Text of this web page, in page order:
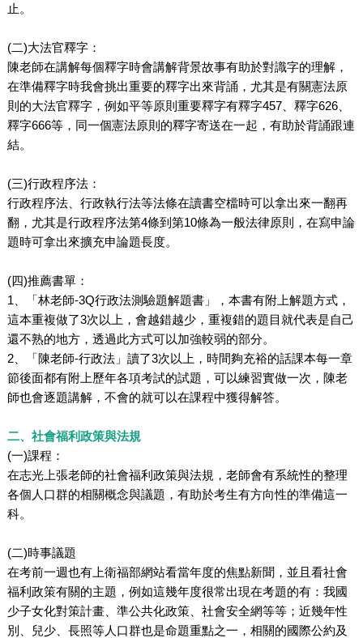
止。
(二)大法官釋字：
陳老師在講解每個釋字時會講解背景故事有助於對識字的理解，
在準備釋字時我會挑出重要的釋字出來背誦，尤其是有關憲法原
則的大法官釋字，例如平等原則重要釋字有釋字457、釋字626、
釋字666等，同一個憲法原則的釋字寄送在一起，有助於背誦跟連
結。
(三)行政程序法：
行政程序法、行政執行法等法條在讀書空檔時可以拿出來一翻再
翻，尤其是行政程序法第4條到第10條為一般法律原則，在寫申論
題時可拿出來擴充申論題長度。
(四)推薦書單：
1、「林老師-3Q行政法測驗題解題書」，本書有附上解題方式，
這本重複做了3次以上，會越錯越少，重複錯的題目就代表是自己
還不熟的地方，透過此方式可以加強較弱的部分。
2、「陳老師-行政法」讀了3次以上，時間夠充裕的話課本每一章
節後面都有附上歷年各項考試的試題，可以練習實做一次，陳老
師也會逐題講解，不會的就可以在課程中獲得解答。
二、社會福利政策與法規
(一)課程：
在志光上張老師的社會福利政策與法規，老師會有系統性的整理
各個人口群的相關概念與議題，有助於考生有方向性的準備這一
科。
(二)時事議題
在考前一週也有上衛福部網站看當年度的焦點新聞，並且看社會
福利政策有關的主題，例如這幾年度很常出現在考題的有：我國
少子女化對策計畫、準公共化政策、社會安全網等等；近幾年性
別、兒少、長照等人口群也是命題重點之一，相關的國際公約及